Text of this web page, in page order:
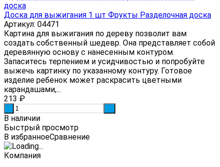
Доска для выжигания 1 шт Фрукты Разделочная доска
Артикул: 04471
Картина для выжигания по дереву позволит вам
создать собственный шедевр. Она представляет собой
деревянную основу с нанесенным контуром.
Запаситесь терпением и усидчивостью и попробуйте
выжечь картинку по указанному контуру. Готовое
изделие ребенок может раскрасить цветными
карандашами,...
213 ₽
В наличии
Быстрый просмотр
В избранноеСравнение
Компания